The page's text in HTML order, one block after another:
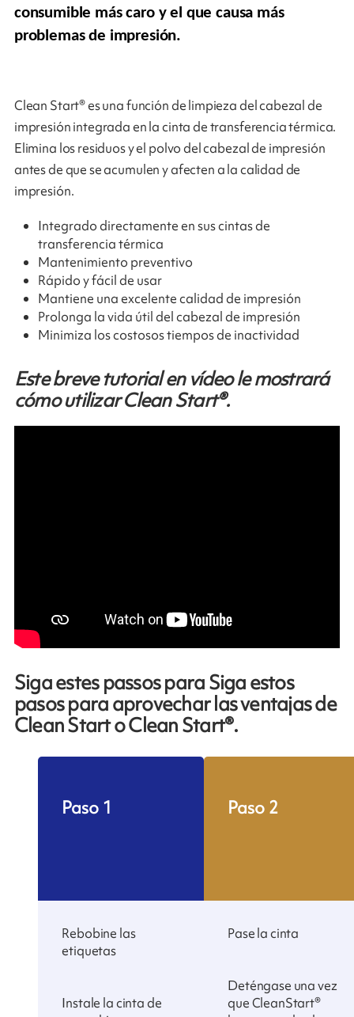
consumible más caro y el que causa más
problemas de impresión.
Clean Start® es una función de limpieza del cabezal de
impresión integrada en la cinta de transferencia térmica.
Elimina los residuos y el polvo del cabezal de impresión
antes de que se acumulen y afecten a la calidad de
impresión.
Integrado directamente en sus cintas de
transferencia térmica
Mantenimiento preventivo
Rápido y fácil de usar
Mantiene una excelente calidad de impresión
Prolonga la vida útil del cabezal de impresión
Minimiza los costosos tiempos de inactividad
Este breve tutorial en vídeo le mostrará
cómo utilizar Clean Start®.
Siga estes passos paraSiga estos
pasos para aprovechar las ventajas de
Clean Starto Clean Start®.
Paso 1
Rebobine las
etiquetas
Instale la cinta de
Paso 2
Pase la cinta
Deténgase una vez
que CleanStart®